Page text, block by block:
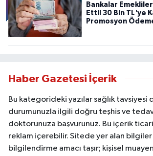
Bankalar
Etti! 30 Bin TL'ye
Promosyon
Haber Gazetesi İçerik
Bu kategorideki yazılar sağlık tavsiyesi
durumunuzla ilgili doğru teşhis ve
doktorunuza başvurunuz. Bu içerik
reklam içerebilir. Sitede yer alan bilgiler
bilgilendirme amacı taşır; kişisel